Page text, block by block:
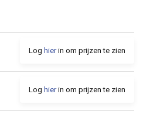
Log hierin om prijzen te zien
Log hierin om prijzen te zien